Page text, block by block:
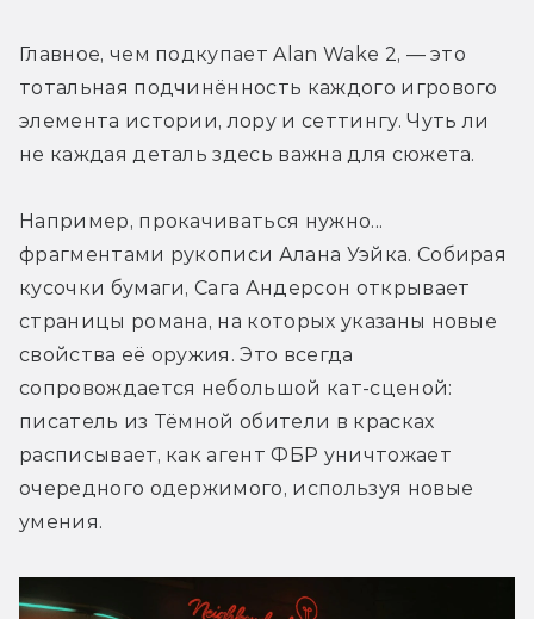
Главное, чем подкупает Alan Wake 2, — это
тотальная подчинённость каждого игрового
элемента истории, лору и сеттингу. Чуть ли
не каждая деталь здесь важна для сюжета.
Например, прокачиваться нужно...
фрагментами рукописи Алана Уэйка. Собирая
кусочки бумаги, Сага Андерсон открывает
страницы романа, на которых указаны новые
свойства её оружия. Это всегда
сопровождается небольшой кат-сценой:
писатель из Тёмной обители в красках
расписывает, как агент ФБР уничтожает
очередного одержимого, используя новые
умения.